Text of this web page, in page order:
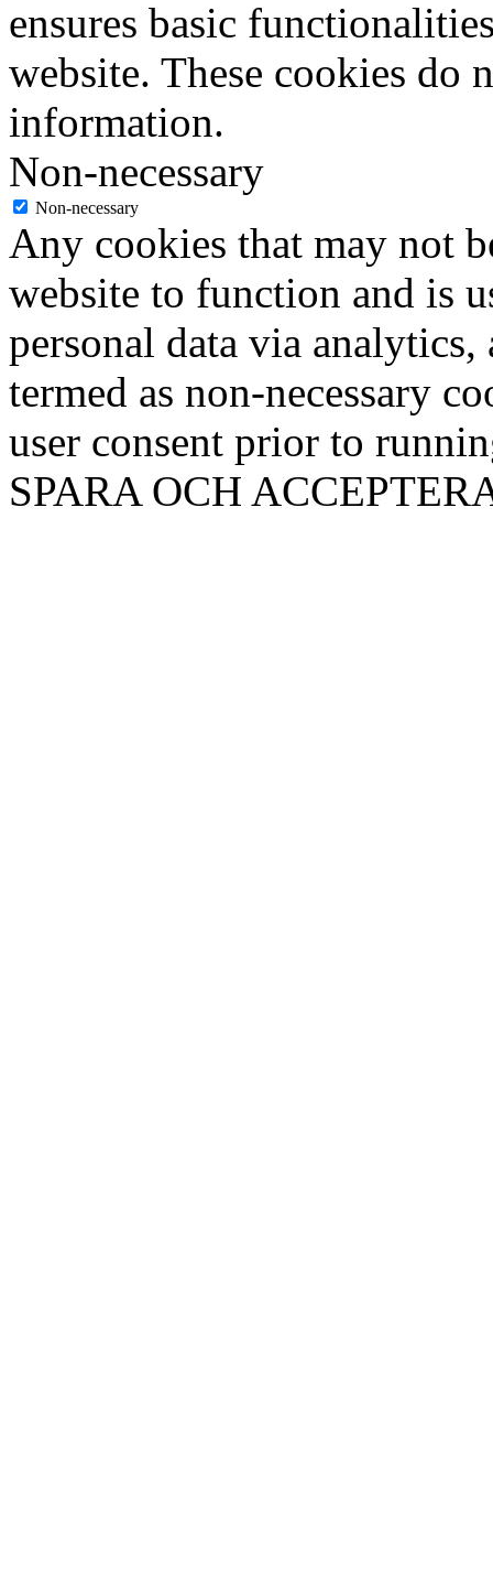
ensures basic
website. These cookies do
information.
Non-necessary
Non-necessary
Any cookies that may not
website to function and is
personal data via analytics,
termed as non-necessary
user consent prior to
SPARA OCH